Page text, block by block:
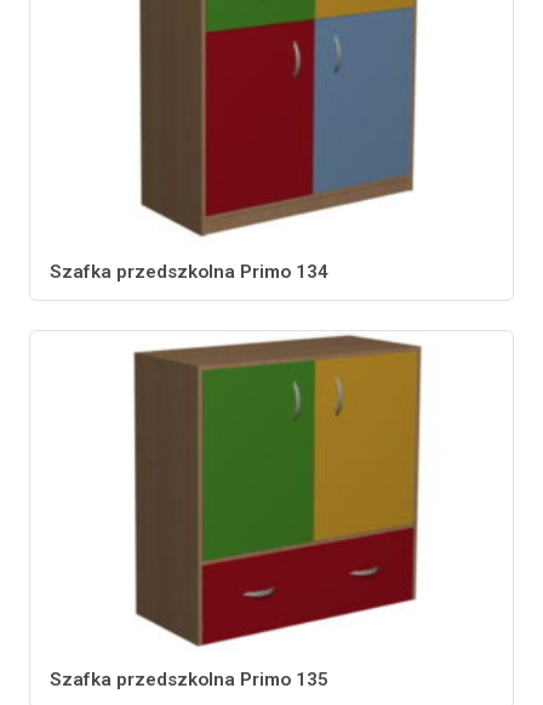
Szafka przedszkolna Primo 134
Szafka przedszkolna Primo 135